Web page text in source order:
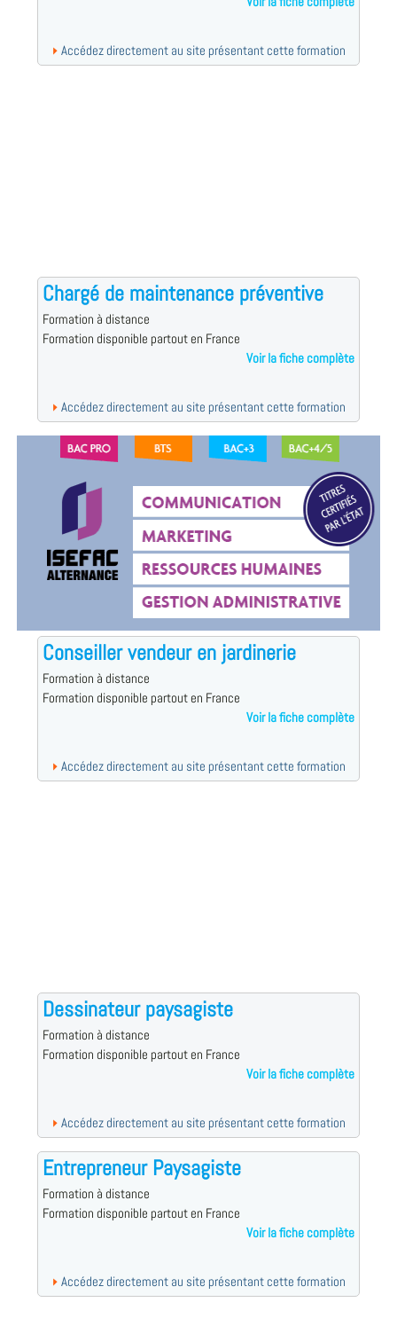
Accédez directement au site présentant cette formation
Chargé de maintenance préventive
Formation à distance
Formation disponible partout en France
Voir la fiche complète
Accédez directement au site présentant cette formation
Conseiller vendeur en jardinerie
Formation à distance
Formation disponible partout en France
Voir la fiche complète
Accédez directement au site présentant cette formation
Dessinateur paysagiste
Formation à distance
Formation disponible partout en France
Voir la fiche complète
Accédez directement au site présentant cette formation
Entrepreneur Paysagiste
Formation à distance
Formation disponible partout en France
Voir la fiche complète
Accédez directement au site présentant cette formation